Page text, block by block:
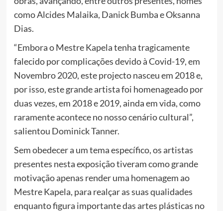
como Alcides Malaika, Danick Bumba e Oksanna
Dias.
“Embora o Mestre Kapela tenha tragicamente
falecido por complicações devido à Covid-19, em
Novembro 2020, este projecto nasceu em 2018 e,
por isso, este grande artista foi homenageado por
duas vezes, em 2018 e 2019, ainda em vida, como
raramente acontece no nosso cenário cultural”,
salientou Dominick Tanner.
Sem obedecer a um tema específico, os artistas
presentes nesta exposição tiveram como grande
motivação apenas render uma homenagem ao
Mestre Kapela, para realçar as suas qualidades
enquanto figura importante das artes plásticas no